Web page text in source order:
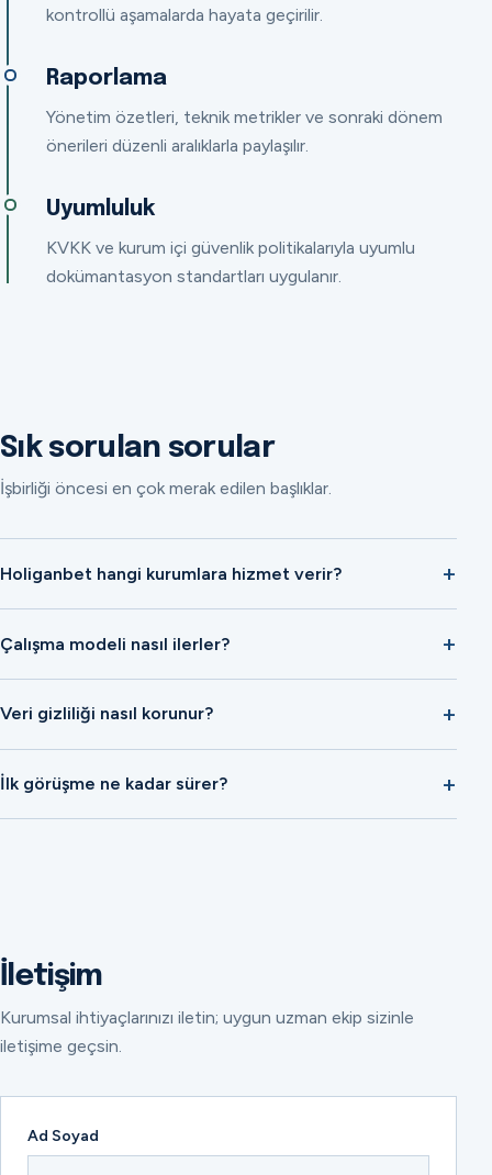
kontrollü aşamalarda hayata geçirilir.
Raporlama
Yönetim özetleri, teknik metrikler ve sonraki dönem
önerileri düzenli aralıklarla paylaşılır.
Uyumluluk
KVKK ve kurum içi güvenlik politikalarıyla uyumlu
dokümantasyon standartları uygulanır.
Sık sorulan sorular
İşbirliği öncesi en çok merak edilen başlıklar.
Holiganbet hangi kurumlara hizmet verir?
Çalışma modeli nasıl ilerler?
Veri gizliliği nasıl korunur?
İlk görüşme ne kadar sürer?
İletişim
Kurumsal ihtiyaçlarınızı iletin; uygun uzman ekip sizinle
iletişime geçsin.
Ad Soyad